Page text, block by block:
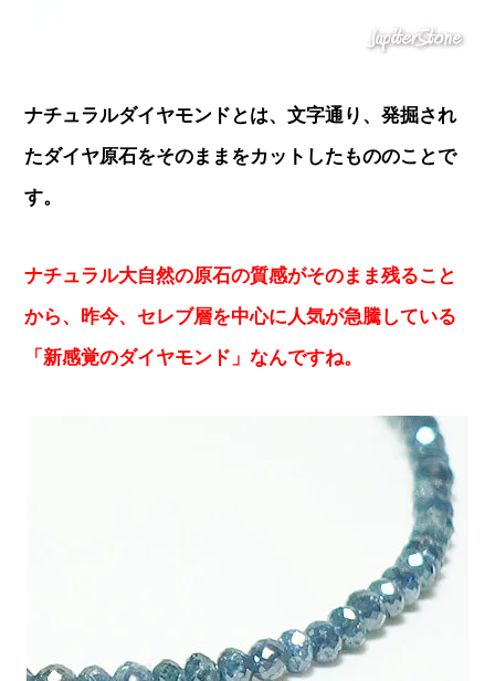
ナチュラルダイヤモンドとは、文字通り、発掘され
たダイヤ原石をそのままをカットしたもののことで
す。
ナチュラル大自然の原石の質感がそのまま残ること
から、昨今、セレブ層を中心に人気が急騰している
「新感覚のダイヤモンド」なんですね。